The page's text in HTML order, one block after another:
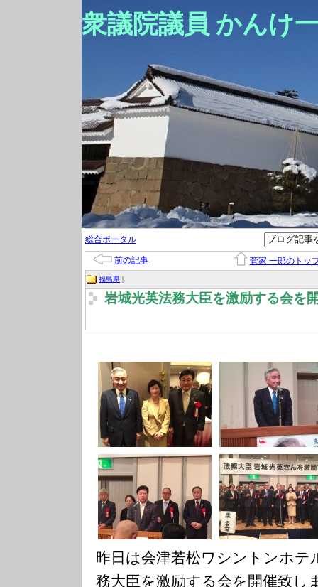
衆議院議員 かんけ
総合ポータル
前の記事 菅家 一郎のトッ
福島県 |
岩城光英法務大臣を激励する会を
昨日は会津若松ワシントンホテ
務大臣を激励する会を開催致し